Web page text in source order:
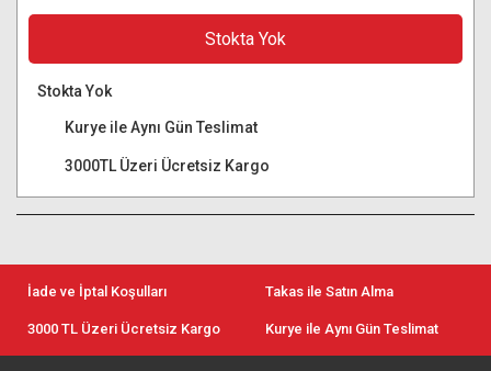
Stokta Yok
Stokta Yok
Kurye ile Aynı Gün Teslimat
3000TL Üzeri Ücretsiz Kargo
İade ve İptal Koşulları Takas ile Satın Alma
3000 TL Üzeri Ücretsiz Kargo Kurye ile Aynı Gün Teslimat